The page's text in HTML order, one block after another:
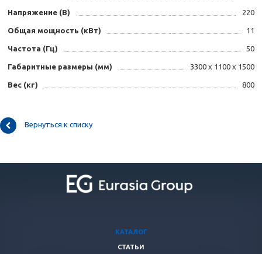
Напряжение (B) 220
Общая мощность (кВт) 11
Частота (Гц) 50
Габаритные размеры (мм) 3300 х 1100 х 1500
Вес (кг) 800
Вернуться к списку
КАТАЛОГ
СТАТЬИ